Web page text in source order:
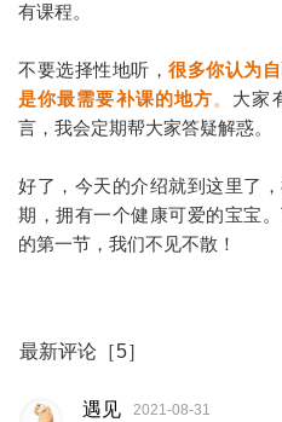
有课程。
不要选择性地听， 很多你认为
是你最需要补课的地方。 大家
言，我会定期帮大家答疑解惑。
好了，今天的介绍就到这里了
期，拥有一个健康可爱的宝宝
的第一节，我们不见不散！
最新评论［5］
遇见 2021-08-31